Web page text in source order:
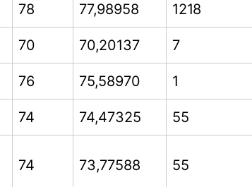
78 77,98958 1218
70 70,20137 7
76 75,58970 1
74 74,47325 55
74 73,77588 55